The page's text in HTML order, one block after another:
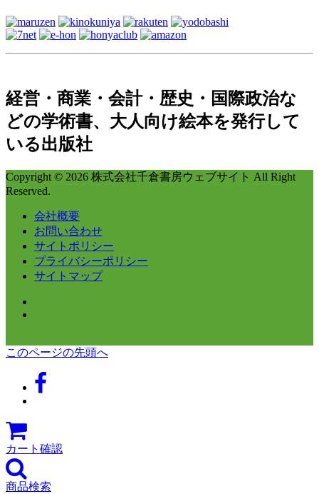
経営・商業・会計・歴史・国際政治な
どの学術書、大人向け絵本を発行して
いる出版社
Copyright © 2026 株式会社千倉書房ウェブサイト All Right
Reserved.
会社概要
お問い合わせ
サイトポリシー
プライバシーポリシー
サイトマップ
このページの先頭へ
カート確認
商品検索